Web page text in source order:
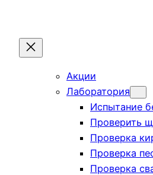
Акции
Лаборатория
Испытание
Проверить
Проверка
Проверка
Проверка